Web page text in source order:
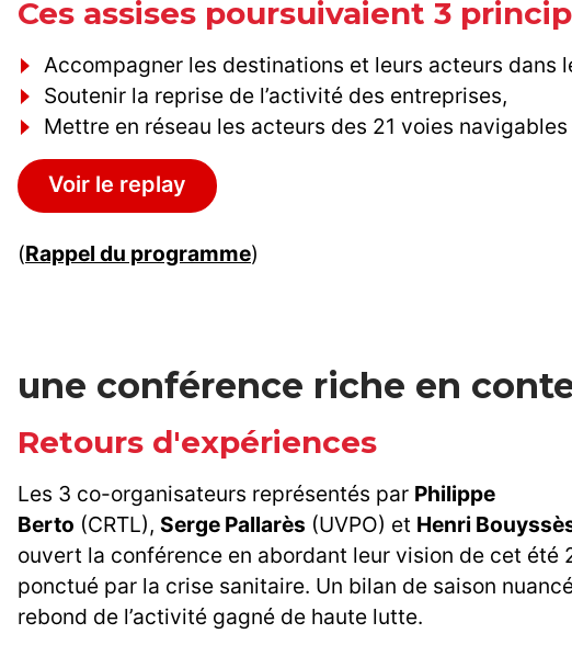
Ces assises poursuivaient 3
Accompagner les destinations et leurs acteurs
Soutenir la reprise de l’activité des entreprises,
Mettre en réseau les acteurs des 21 voies navigables
Voir le replay
(Rappel du programme)
une conférence riche en
Retours d'expériences
Les 3 co-organisateurs représentés par Philippe
Berto (CRTL), Serge Pallarès (UVPO) et Henri
ouvert la conférence en abordant leur vision de cet été
ponctué par la crise sanitaire. Un bilan de saison
rebond de l’activité gagné de haute lutte.